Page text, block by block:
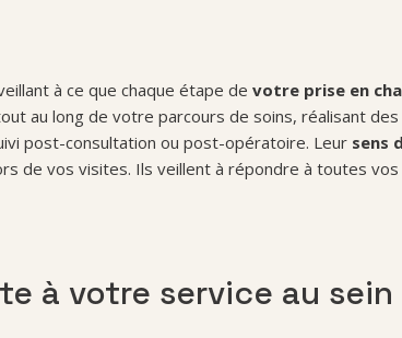
à ce que chaque étape de votre prise en
au long de votre parcours de soins, réalisant
post-consultation ou post-opératoire. Leur sens
de vos visites. Ils veillent à répondre à toutes
à votre service au